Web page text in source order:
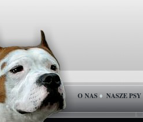
O NAS ♦ NASZE PSY